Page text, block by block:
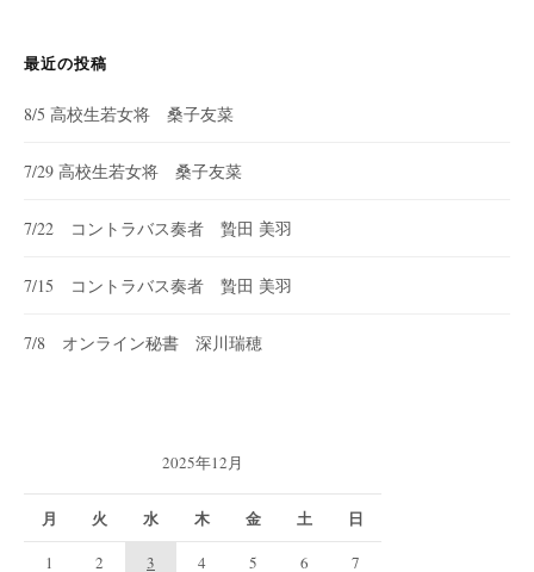
最近の投稿
8/5 高校生若女将 桑子友菜
7/29 高校生若女将 桑子友菜
7/22 コントラバス奏者 贄田 美羽
7/15 コントラバス奏者 贄田 美羽
7/8 オンライン秘書 深川瑞穂
2025年12月
月 火 水 木 金 土 日
1 2 3 4 5 6 7